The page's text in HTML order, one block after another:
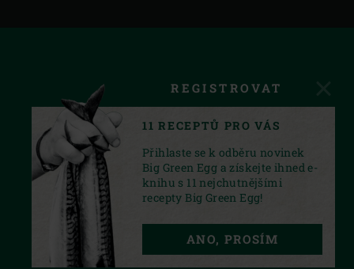
YOUTUBE
PRIVACY STATEMENT
REGISTROVAT
11 RECEPTŮ PRO VÁS
Přihlaste se k odběru novinek
Big Green Egg a získejte ihned e-
knihu s 11 nejchutnějšími
recepty Big Green Egg!
ANO, PROSÍM